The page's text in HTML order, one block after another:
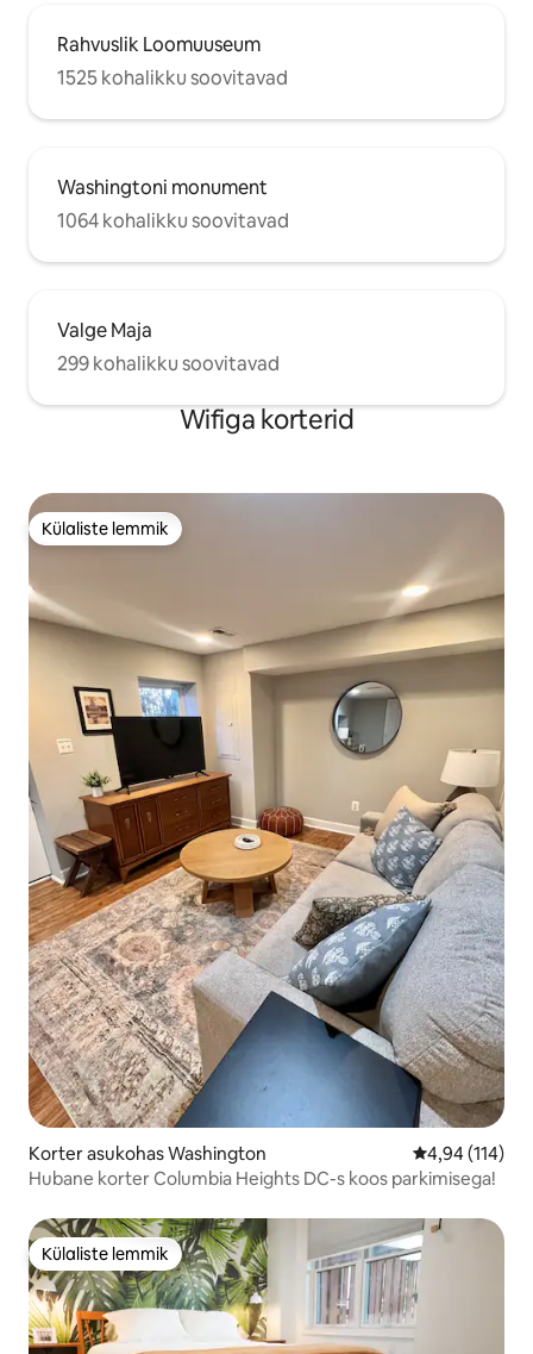
Rahvuslik Loomuuseum
1525 kohalikku soovitavad
Washingtoni monument
1064 kohalikku soovitavad
Valge Maja
299 kohalikku soovitavad
Wifiga korterid
Külaliste lemmik
Külaliste lemmik
Korter asukohas Washington Keskmine
4,94 (114)
Hubane korter Columbia Heights DC-s koos parkimisega!
Külaliste lemmik
Külaliste lemmik